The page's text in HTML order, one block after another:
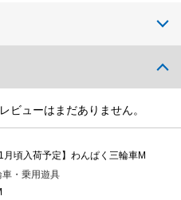
ビューはまだありません。
月頃入荷予定】わんぱく三輪車M
車・乗用遊具